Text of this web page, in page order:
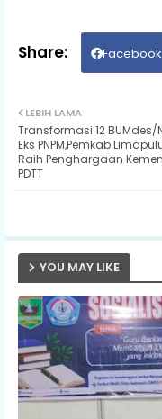
Facebook
LEBIH LAMA
Transformasi 12 BUMdes/
Eks PNPM,Pemkab
Raih Penghargaan
PDTT
YOU MAY LIKE